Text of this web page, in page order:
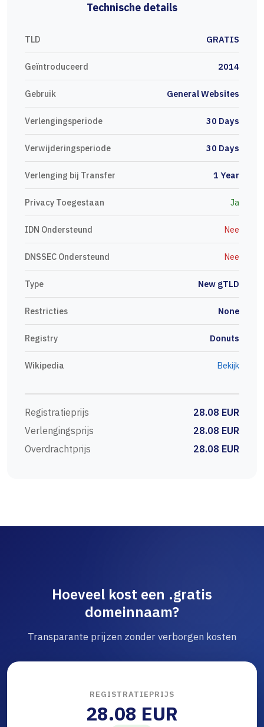
Technische details
TLD GRATIS
Geïntroduceerd 2014
Gebruik General Websites
Verlengingsperiode 30 Days
Verwijderingsperiode 30 Days
Verlenging bij Transfer 1 Year
Privacy Toegestaan Ja
IDN Ondersteund Nee
DNSSEC Ondersteund Nee
Type New gTLD
Restricties None
Registry Donuts
Wikipedia Bekijk
Registratieprijs
28.08 EUR
Verlengingsprijs
28.08 EUR
Overdrachtprijs
28.08 EUR
Hoeveel kost een .gratis
domeinnaam?
Transparante prijzen zonder verborgen kosten
REGISTRATIEPRIJS
28.08 EUR